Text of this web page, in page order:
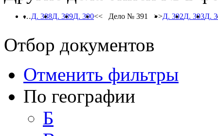
…Д. 388Д. 389Д. 390<< Дело № 391 >>Д. 392Д. 393Д.
Отбор документов
Отменить фильтры
По географии
Б